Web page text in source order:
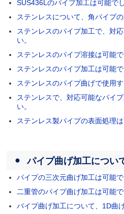
SUS436Lのパイプ加工は可能で
ステンレスについて、角パイプ
ステンレスのパイプ加工で、対
い。
ステンレスのパイプ溶接は可能
ステンレスのパイプ加工は可能
ステンレスのパイプ曲げで使用
ステンレスで、対応可能なパイ
い。
ステンレス製パイプの表面処理
パイプ曲げ加工につい
パイプの三次元曲げ加工は可能
二重管のパイプ曲げ加工は可能
パイプ曲げ加工について、1D曲